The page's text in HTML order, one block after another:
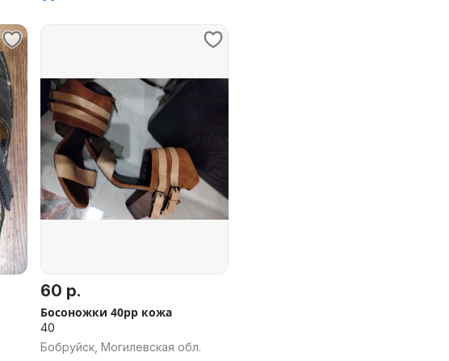
60 р.
Босоножки 40рр кожа
40
Бобруйск, Могилевская обл.